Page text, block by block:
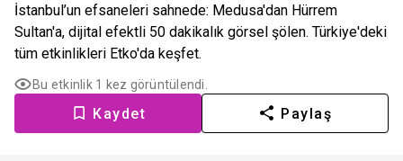
İstanbul’un efsaneleri sahnede: Medusa'dan Hürrem
Sultan'a, dijital efektli 50 dakikalık görsel şölen. Türkiye'deki
tüm etkinlikleri Etko'da keşfet.
Bu etkinlik 1 kez görüntülendi.
Kaydet Paylaş